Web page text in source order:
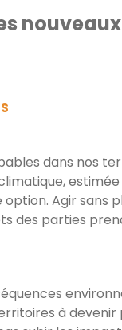
nouveaux
dans nos
option. Agir sans
des parties
à devenir